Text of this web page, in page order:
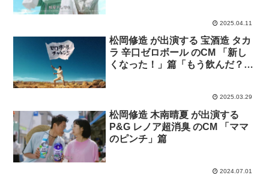
2025.04.11
松岡修造 が出演する 宝酒造 タカ
ラ 辛口ゼロボール のCM 「新し
くなった！」篇「もう飲んだ？」
2025.03.29
松岡修造 木南晴夏 が出演する
P&G レノア超消臭 のCM 「ママ
のピンチ」篇
2024.07.01